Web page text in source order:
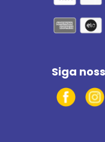
Siga